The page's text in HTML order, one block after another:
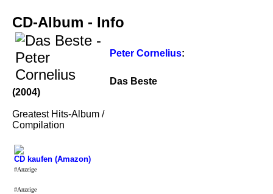
CD-Album - Info
Peter Cornelius:
Das Beste
(2004)
Greatest Hits-Album /
Compilation
CD kaufen (Amazon)
#Anzeige
#Anzeige